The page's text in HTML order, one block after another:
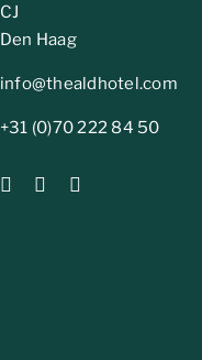
CJ
Den Haag
info@thealdhotel.com
+31 (0)70 222 84 50